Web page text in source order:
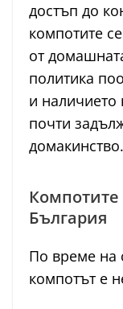
достъп до
компотите
от
политика
и наличието
почти
домакинство.
Компотите
България
По време на
компотът е